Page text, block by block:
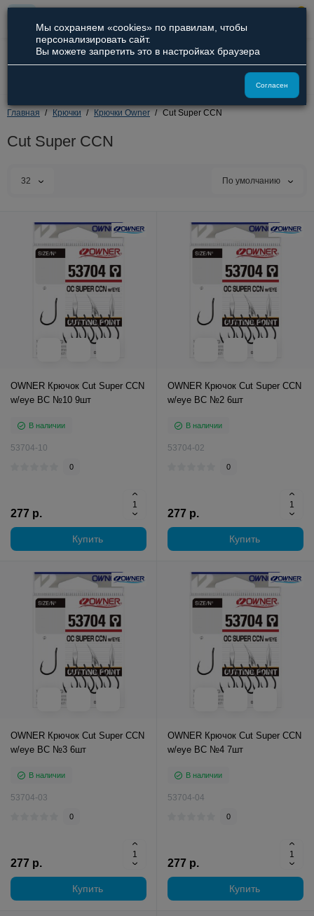
8 (800) 551-09-94
8 (929) 836-66-51
Главная Крючки Крючки Owner Cut Super CCN
Cut Super CCN
32 По умолчанию
OWNER Крючок Cut Super CCN
w/eye BC №10 9шт
В наличии
53704-10
0
277 р.
Купить
OWNER Крючок Cut Super CCN
w/eye BC №2 6шт
В наличии
53704-02
0
277 р.
Купить
OWNER Крючок Cut Super CCN
w/eye BC №3 6шт
В наличии
53704-03
0
277 р.
Купить
OWNER Крючок Cut Super CCN
w/eye BC №4 7шт
В наличии
53704-04
0
277 р.
Купить
Мы сохраняем «cookies» по правилам, чтобы
персонализировать сайт.
Вы можете запретить это в настройках браузера
Согласен